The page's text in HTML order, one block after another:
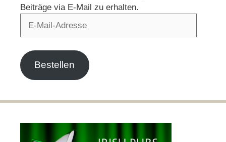
Beiträge via E-Mail zu erhalten.
Bestellen